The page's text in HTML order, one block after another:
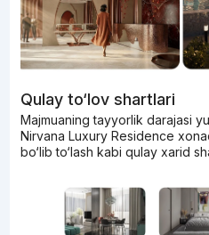
Qulay to‘lov shartlari
Majmuaning tayyorlik darajasi
Nirvana Luxury Residence
bo‘lib to‘lash kabi qulay xarid